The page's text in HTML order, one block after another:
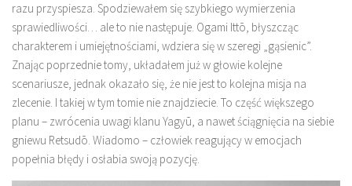
razu przyspiesza. Spodziewałem się szybkiego wymierzenia
sprawiedliwości… ale to nie następuje. Ogami Ittō, błyszcząc
charakterem i umiejętnościami, wdziera się w szeregi „gąsienic”.
Znając poprzednie tomy, układałem już w głowie kolejne
scenariusze, jednak okazało się, że nie jest to kolejna misja na
zlecenie. I takiej w tym tomie nie znajdziecie. To część większego
planu – zwrócenia uwagi klanu Yagyū, a nawet ściągnięcia na siebie
gniewu Retsudō. Wiadomo – człowiek reagujący w emocjach
popełnia błędy i osłabia swoją pozycję.